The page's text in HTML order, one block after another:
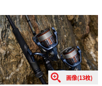
画像(13枚)